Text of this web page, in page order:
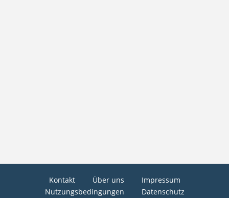
Kontakt Über uns
Impressum
Nutzungsbedingungen
Datenschutz